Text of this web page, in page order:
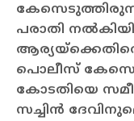
പരാതി
പൊലീസ്
കോടതിയെ
സച്ചിന്‍